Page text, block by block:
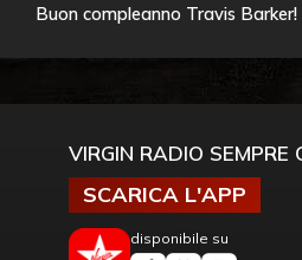
Buon compleanno Travis Barker!
VIRGIN RADIO SEMPRE
SCARICA L'APP
disponibile su